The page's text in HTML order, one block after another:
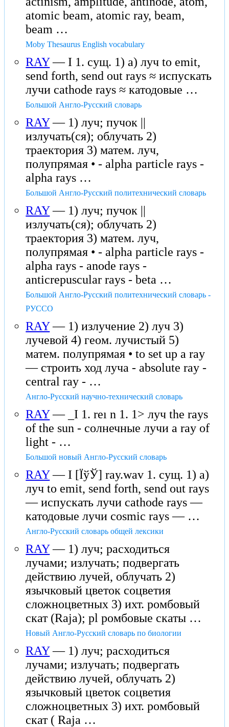
atomic beam, atomic ray, beam,
beam …
Moby Thesaurus English vocabulary
RAY— I 1. сущ. 1) а) луч to emit,
send forth, send out rays ≈ испускать
лучи cathode rays ≈ катодовые …
Большой Англо-Русский словарь
RAY— 1) луч; пучок ||
излучать(ся); облучать 2)
траектория 3) матем. луч,
полупрямая • - alpha particle rays -
alpha rays …
Большой Англо-Русский политехнический словарь
RAY— 1) луч; пучок ||
излучать(ся); облучать 2)
траектория 3) матем. луч,
полупрямая • - alpha particle rays -
alpha rays - anode rays -
anticrepuscular rays - beta …
Большой Англо-Русский политехнический словарь -
РУССО
RAY— 1) излучение 2) луч 3)
лучевой 4) геом. лучистый 5)
матем. полупрямая • to set up a ray
— строить ход луча - absolute ray -
central ray - …
Англо-Русский научно-технический словарь
RAY— _I 1. reı n 1. 1> луч the rays
of the sun - солнечные лучи a ray of
light - …
Большой новый Англо-Русский словарь
RAY— I [ЇўЎ] ray.wav 1. сущ. 1) а)
луч to emit, send forth, send out rays
— испускать лучи cathode rays —
катодовые лучи cosmic rays — …
Англо-Русский словарь общей лексики
RAY— 1) луч; расходиться
лучами; излучать; подвергать
действию лучей, облучать 2)
язычковый цветок соцветия
сложноцветных 3) ихт. ромбовый
скат (Raja); pl ромбовые скаты …
Новый Англо-Русский словарь по биологии
RAY— 1) луч; расходиться
лучами; излучать; подвергать
действию лучей, облучать 2)
язычковый цветок соцветия
сложноцветных 3) ихт. ромбовый
скат ( Raja …